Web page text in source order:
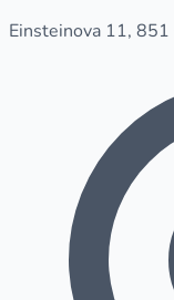
Einsteinova 11,